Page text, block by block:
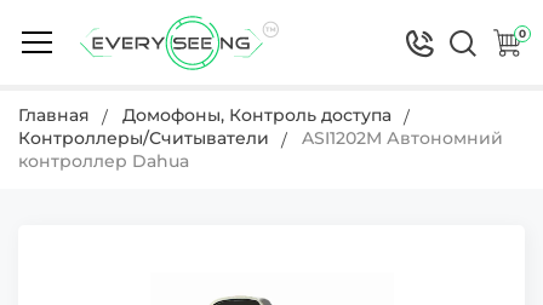
0
Главная
Домофоны, Контроль доступа
Контроллеры/Считыватели
ASI1202M Автономний
контроллер Dahua